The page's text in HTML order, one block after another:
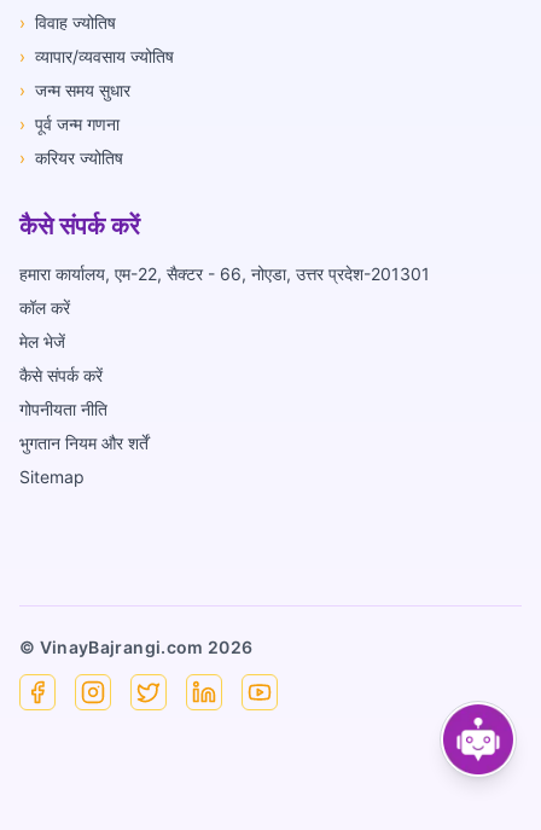
› विवाह ज्योतिष
› व्यापार/व्यवसाय ज्योतिष
› जन्म समय सुधार
› पूर्व जन्म गणना
› करियर ज्योतिष
कैसे संपर्क करें
हमारा कार्यालय, एम-22, सैक्टर - 66, नोएडा, उत्तर प्रदेश-201301
कॉल करें
मेल भेजें
कैसे संपर्क करें
गोपनीयता नीति
भुगतान नियम और शर्तें
Sitemap
© VinayBajrangi.com 2026
FacebookInstagram
X LinkedinYouTube